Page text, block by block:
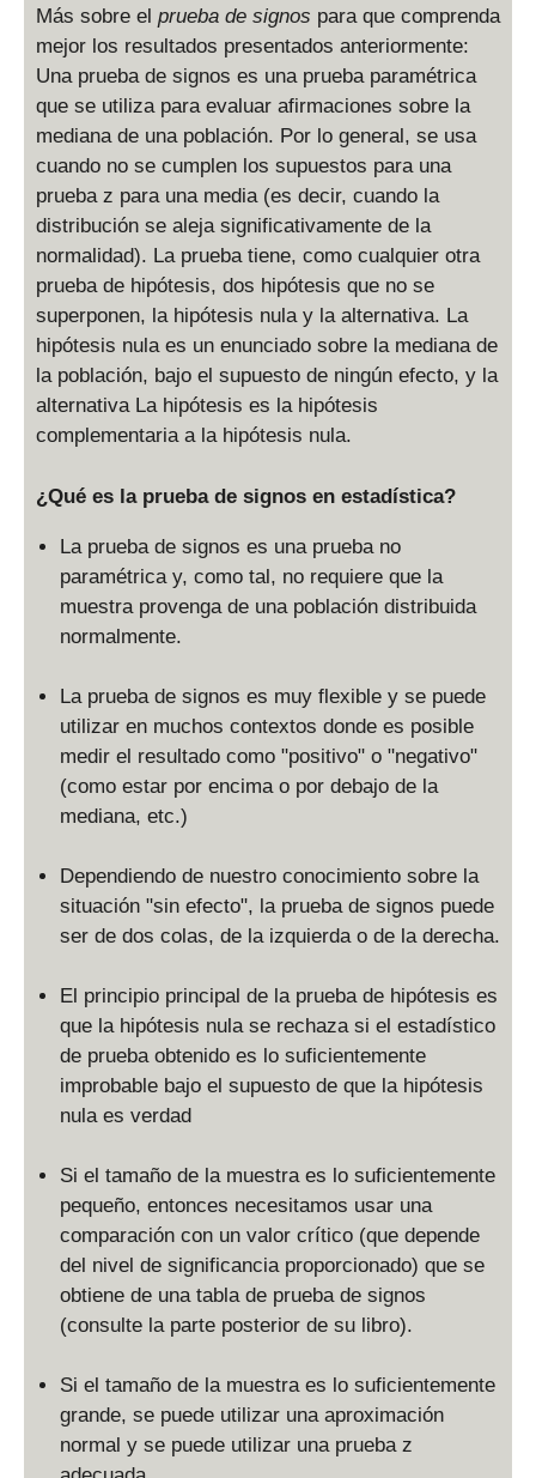
Más sobre el prueba de signos para que comprenda
mejor los resultados presentados anteriormente:
Una prueba de signos es una prueba paramétrica
que se utiliza para evaluar afirmaciones sobre la
mediana de una población. Por lo general, se usa
cuando no se cumplen los supuestos para una
prueba z para una media (es decir, cuando la
distribución se aleja significativamente de la
normalidad). La prueba tiene, como cualquier otra
prueba de hipótesis, dos hipótesis que no se
superponen, la hipótesis nula y la alternativa. La
hipótesis nula es un enunciado sobre la mediana de
la población, bajo el supuesto de ningún efecto, y la
alternativa La hipótesis es la hipótesis
complementaria a la hipótesis nula.
¿Qué es la prueba de signos en estadística?
La prueba de signos es una prueba no
paramétrica y, como tal, no requiere que la
muestra provenga de una población distribuida
normalmente.
La prueba de signos es muy flexible y se puede
utilizar en muchos contextos donde es posible
medir el resultado como "positivo" o "negativo"
(como estar por encima o por debajo de la
mediana, etc.)
Dependiendo de nuestro conocimiento sobre la
situación "sin efecto", la prueba de signos puede
ser de dos colas, de la izquierda o de la derecha.
El principio principal de la prueba de hipótesis es
que la hipótesis nula se rechaza si el estadístico
de prueba obtenido es lo suficientemente
improbable bajo el supuesto de que la hipótesis
nula es verdad
Si el tamaño de la muestra es lo suficientemente
pequeño, entonces necesitamos usar una
comparación con un valor crítico (que depende
del nivel de significancia proporcionado) que se
obtiene de una tabla de prueba de signos
(consulte la parte posterior de su libro).
Si el tamaño de la muestra es lo suficientemente
grande, se puede utilizar una aproximación
normal y se puede utilizar una prueba z